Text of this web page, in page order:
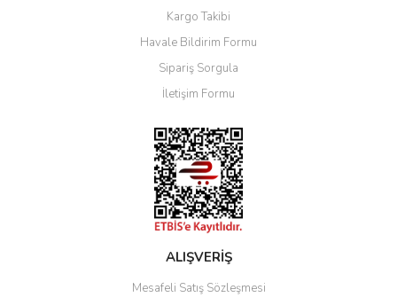
Ürün resmi kalitesiz, bozuk veya görüntülenemiyor.
Ürün açıklamasında eksik bilgiler bulunuyor.
Ürün bilgilerinde hatalar bulunuyor.
Ürün fiyatı diğer sitelerden daha pahalı.
Gönder
Kargo Takibi
Havale Bildirim Formu
Sipariş Sorgula
İletişim Formu
ALIŞVERİŞ
Mesafeli Satış Sözleşmesi